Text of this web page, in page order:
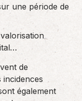
une période de
de
incidences
également